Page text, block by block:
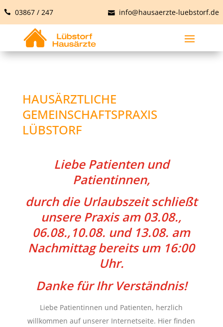
03867 / 247 info@hausaerzte-luebstorf.de
HAUSÄRZTLICHE
GEMEINSCHAFTSPRAXIS
LÜBSTORF
Liebe Patienten und
Patientinnen,
durch die Urlaubszeit schließt
unsere Praxis am 03.08.,
06.08.,10.08. und 13.08. am
Nachmittag bereits um 16:00
Uhr.
Danke für Ihr Verständnis!
Liebe Patientinnen und Patienten, herzlich
willkommen auf unserer Internetseite. Hier finden